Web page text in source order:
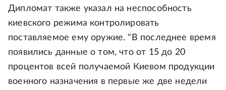
Дипломат также указал на неспособность
киевского режима контролировать
поставляемое ему оружие. "В последнее время
появились данные о том, что от 15 до 20
процентов всей получаемой Киевом продукции
военного назначения в первые же две недели